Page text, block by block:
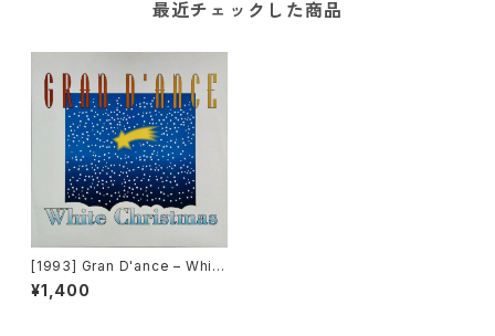
最近チェックした商品
[1993] Gran D'ance – White
Christmas [EastWest Reco
rds][在庫B]
¥1,400